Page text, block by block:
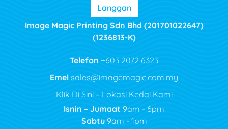
Langgan
Image Magic Printing Sdn Bhd (201701022647)
(1236813-K)
Telefon +603 2072 6323
Emel sales@imagemagic.com.my
Klik Di Sini – Lokasi Kedai Kami
Isnin – Jumaat 9am - 6pm
Sabtu9am - 1pm